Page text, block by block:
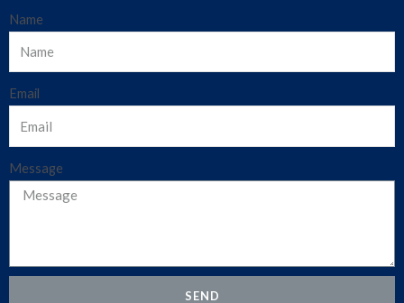
Name
Email
Message
SEND